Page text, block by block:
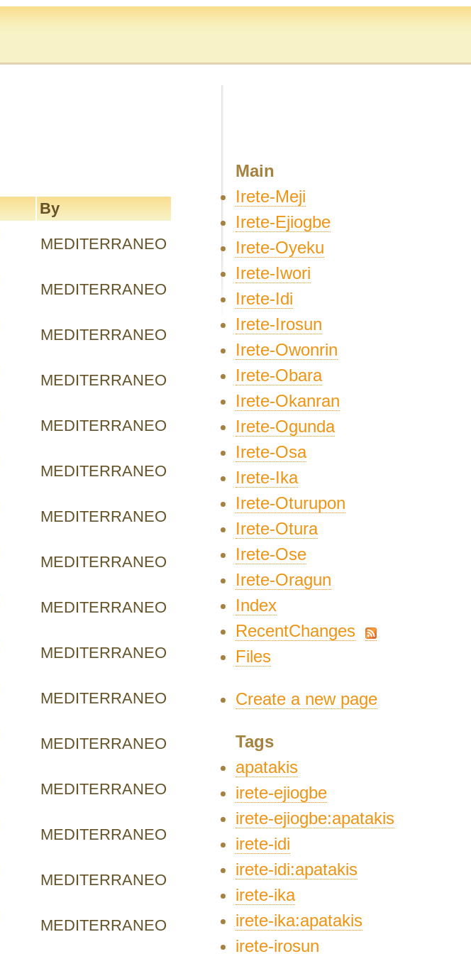
By
MEDITERRANEO
MEDITERRANEO
MEDITERRANEO
MEDITERRANEO
MEDITERRANEO
MEDITERRANEO
MEDITERRANEO
MEDITERRANEO
MEDITERRANEO
MEDITERRANEO
MEDITERRANEO
MEDITERRANEO
MEDITERRANEO
MEDITERRANEO
MEDITERRANEO
MEDITERRANEO
Main
Irete-Meji
Irete-Ejiogbe
Irete-Oyeku
Irete-Iwori
Irete-Idi
Irete-Irosun
Irete-Owonrin
Irete-Obara
Irete-Okanran
Irete-Ogunda
Irete-Osa
Irete-Ika
Irete-Oturupon
Irete-Otura
Irete-Ose
Irete-Oragun
Index
RecentChanges
Files
Create a new page
Tags
apatakis
irete-ejiogbe
irete-ejiogbe:apatakis
irete-idi
irete-idi:apatakis
irete-ika
irete-ika:apatakis
irete-irosun